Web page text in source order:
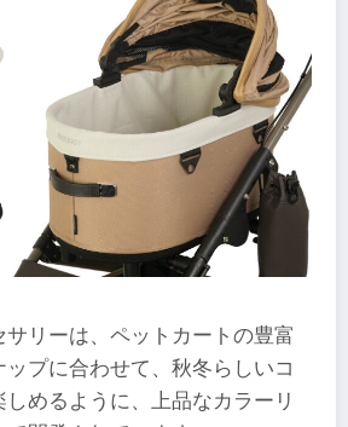
サリーは、ペットカートの豊富
プに合わせて、秋冬らしいコ
めるように、上品なカラーリ